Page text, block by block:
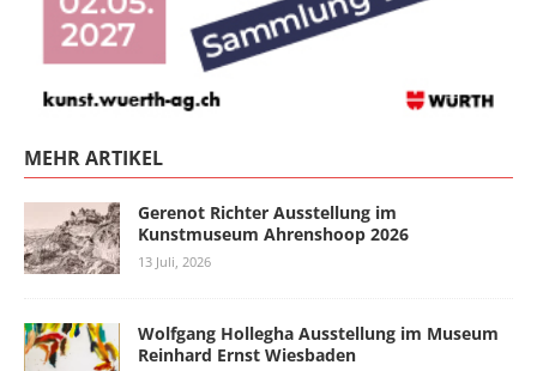
MEHR ARTIKEL
Gerenot Richter Ausstellung im
Kunstmuseum Ahrenshoop 2026
13 Juli, 2026
Wolfgang Hollegha Ausstellung im Museum
Reinhard Ernst Wiesbaden